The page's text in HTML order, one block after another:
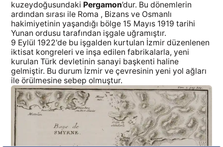
kuzeydoğusundaki Pergamon’dur. Bu dönemlerin
ardından sırası ile Roma , Bizans ve Osmanlı
hakimiyetinin yaşandığı bölge 15 Mayıs 1919 tarihi
Yunan ordusu tarafından işgale uğramıştır.
9 Eylül 1922'de bu işgalden kurtulan İzmir düzenlenen
iktisat kongreleri ve inşa edilen fabrikalarla, yeni
kurulan Türk devletinin sanayi başkenti haline
gelmiştir. Bu durum İzmir ve çevresinin yeni yol ağları
ile örülmesine sebep olmuştur.